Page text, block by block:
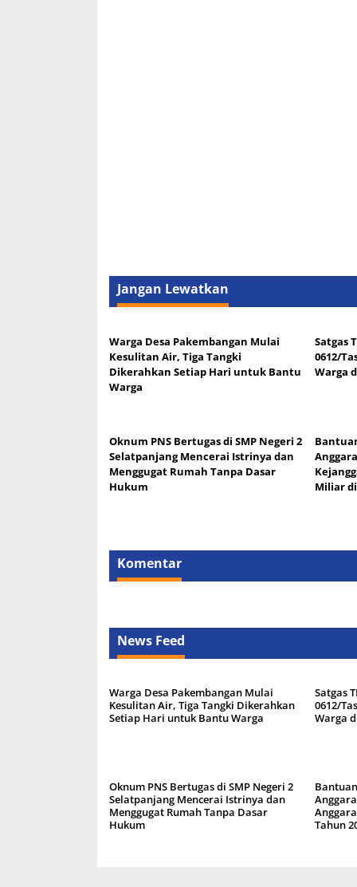
Jangan Lewatkan
Warga Desa Pakembangan Mulai
Kesulitan Air, Tiga Tangki
Dikerahkan Setiap Hari untuk Bantu
Warga
Satgas
0612/
Warga
Oknum PNS Bertugas di SMP Negeri 2
Selatpanjang Mencerai Istrinya dan
Menggugat Rumah Tanpa Dasar
Hukum
Miliar
Komentar
News Feed
Warga Desa Pakembangan Mulai
Kesulitan Air, Tiga Tangki Dikerahkan
Setiap Hari untuk Bantu Warga
Satgas
0612/
Warga
Oknum PNS Bertugas di SMP Negeri 2
Selatpanjang Mencerai Istrinya dan
Menggugat Rumah Tanpa Dasar
Hukum
Tahun